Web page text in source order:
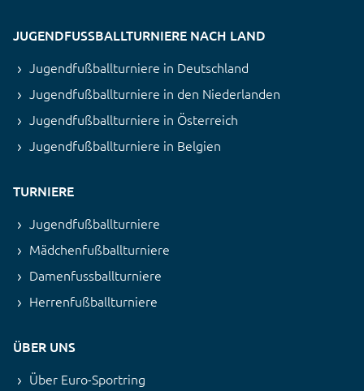
JUGENDFUSSBALLTURNIERE NACH LAND
Jugendfußballturniere in Deutschland
Jugendfußballturniere in den Niederlanden
Jugendfußballturniere in Österreich
Jugendfußballturniere in Belgien
TURNIERE
Jugendfußballturniere
Mädchenfußballturniere
Damenfussballturniere
Herrenfußballturniere
ÜBER UNS
Über Euro-Sportring